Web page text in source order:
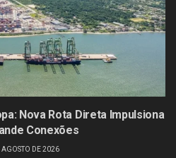
Nova Rota Direta Impulsiona
Conexões
AGOSTO DE 2026